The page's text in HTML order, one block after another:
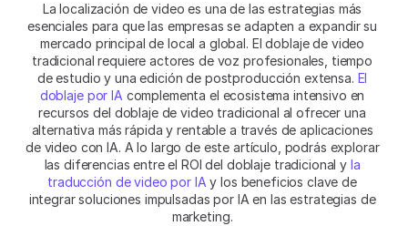
La localización de video es una de las estrategias más
esenciales para que las empresas se adapten a expandir su
mercado principal de local a global. El doblaje de video
tradicional requiere actores de voz profesionales, tiempo
de estudio y una edición de postproducción extensa. El
doblaje por IA complementa el ecosistema intensivo en
recursos del doblaje de video tradicional al ofrecer una
alternativa más rápida y rentable a través de aplicaciones
de video con IA. A lo largo de este artículo, podrás explorar
las diferencias entre el ROI del doblaje tradicional y la
traducción de video por IA y los beneficios clave de
integrar soluciones impulsadas por IA en las estrategias de
marketing.